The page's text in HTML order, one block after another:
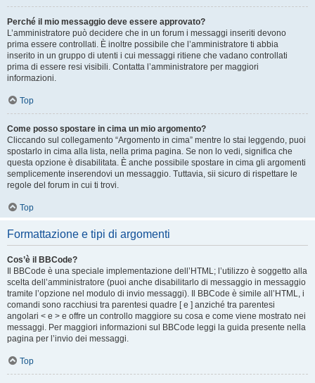
Perché il mio messaggio deve essere approvato?
L’amministratore può decidere che in un forum i messaggi inseriti devono
prima essere controllati. È inoltre possibile che l’amministratore ti abbia
inserito in un gruppo di utenti i cui messaggi ritiene che vadano controllati
prima di essere resi visibili. Contatta l’amministratore per maggiori
informazioni.
Top
Come posso spostare in cima un mio argomento?
Cliccando sul collegamento “Argomento in cima” mentre lo stai leggendo, puoi
spostarlo in cima alla lista, nella prima pagina. Se non lo vedi, significa che
questa opzione è disabilitata. È anche possibile spostare in cima gli argomenti
semplicemente inserendovi un messaggio. Tuttavia, sii sicuro di rispettare le
regole del forum in cui ti trovi.
Top
Formattazione e tipi di argomenti
Cos’è il BBCode?
Il BBCode è una speciale implementazione dell’HTML; l’utilizzo è soggetto alla
scelta dell’amministratore (puoi anche disabilitarlo di messaggio in messaggio
tramite l’opzione nel modulo di invio messaggi). Il BBCode è simile all’HTML, i
comandi sono racchiusi tra parentesi quadre [ e ] anziché tra parentesi
angolari < e > e offre un controllo maggiore su cosa e come viene mostrato nei
messaggi. Per maggiori informazioni sul BBCode leggi la guida presente nella
pagina per l’invio dei messaggi.
Top